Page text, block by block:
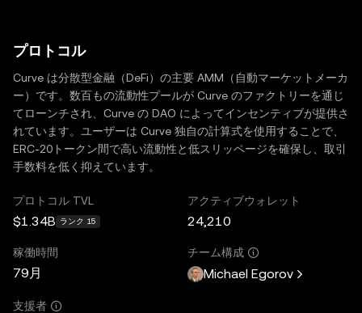
プロトコル
Curve は分散型金融（DeFi）の主要 AMM（自動マーケットメーカ
ー）です。数百もの流動性プールが Curve のファクトリーを通じ
てローンチされ、Curve の DAO によってインセンティブが提供さ
れています。ユーザーは Curve 独自の計算式を使用することで、
ERC-20トークン間で高い流動性と低スリッページを確保し、取引
手数料を低く抑えています。
プロトコル TVL
$1.34B ランク 15
アクティブウォレット
24,210
稼働時間
79月
チーム構成
Michael Egorov
支援者